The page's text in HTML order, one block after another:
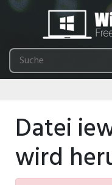
Datei
wird